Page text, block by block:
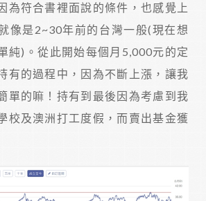
為符合書裡面說的條件，也感覺上
像是2~30年前的台灣一般(現在想
純)。從此開始每個月5,000元的定
有的過程中，因為不斷上漲，讓我
單的嘛！持有到最後因為考慮到我
校及澳洲打工度假，而賣出基金獲